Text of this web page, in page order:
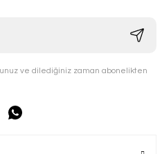
ve dilediğiniz zaman abonelikten